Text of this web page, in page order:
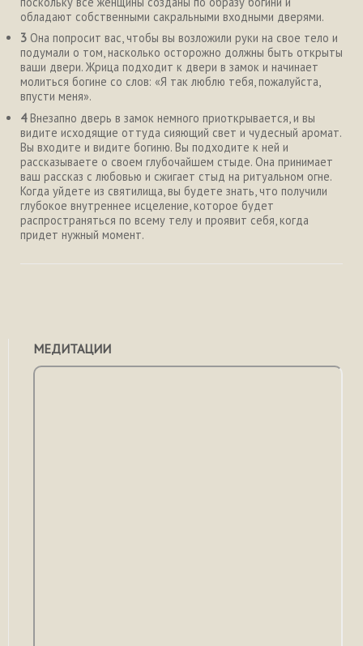
обладают собственными сакральными входными дверями.
3 Она попросит вас, чтобы вы возложили руки на свое тело и
подумали о том, насколько осторожно должны быть открыты
ваши двери. Жрица подходит к двери в замок и начинает
молиться богине со слов: «Я так люблю тебя, пожалуйста,
впусти меня».
4Внезапно дверь в замок немного приоткрывается, и вы
видите исходящие оттуда сияющий свет и чудесный аромат.
Вы входите и видите богиню. Вы подходите к ней и
рассказываете о своем глубочайшем стыде. Она принимает
ваш рассказ с любовью и сжигает стыд на ритуальном огне.
Когда уйдете из святилища, вы будете знать, что получили
глубокое внутреннее исцеление, которое будет
распространяться по всему телу и проявит себя, когда
придет нужный момент.
МЕДИТАЦИИ